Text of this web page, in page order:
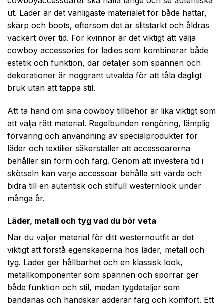
ut. Läder är det vanligaste materialet för både hattar,
skärp och boots, eftersom det är slitstarkt och åldras
vackert över tid. För kvinnor är det viktigt att välja
cowboy accessories for ladies som kombinerar både
estetik och funktion, där detaljer som spännen och
dekorationer är noggrant utvalda för att tåla dagligt
bruk utan att tappa stil.
Att ta hand om sina cowboy tillbehör är lika viktigt som
att välja rätt material. Regelbunden rengöring, lämplig
förvaring och användning av specialprodukter för
läder och textilier säkerställer att accessoarerna
behåller sin form och färg. Genom att investera tid i
skötseln kan varje accessoar behålla sitt värde och
bidra till en autentisk och stilfull westernlook under
många år.
Läder, metall och tyg vad du bör veta
När du väljer material för ditt westernoutfit är det
viktigt att förstå egenskaperna hos läder, metall och
tyg. Läder ger hållbarhet och en klassisk look,
metallkomponenter som spännen och sporrar ger
både funktion och stil, medan tygdetaljer som
bandanas och handskar adderar färg och komfort. Ett